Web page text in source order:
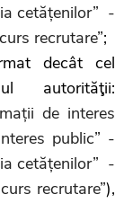
cetățenilor” -
recrutare”;
decât cel
autorităţii:
de interes
public” -
cetățenilor” -
recrutare”),